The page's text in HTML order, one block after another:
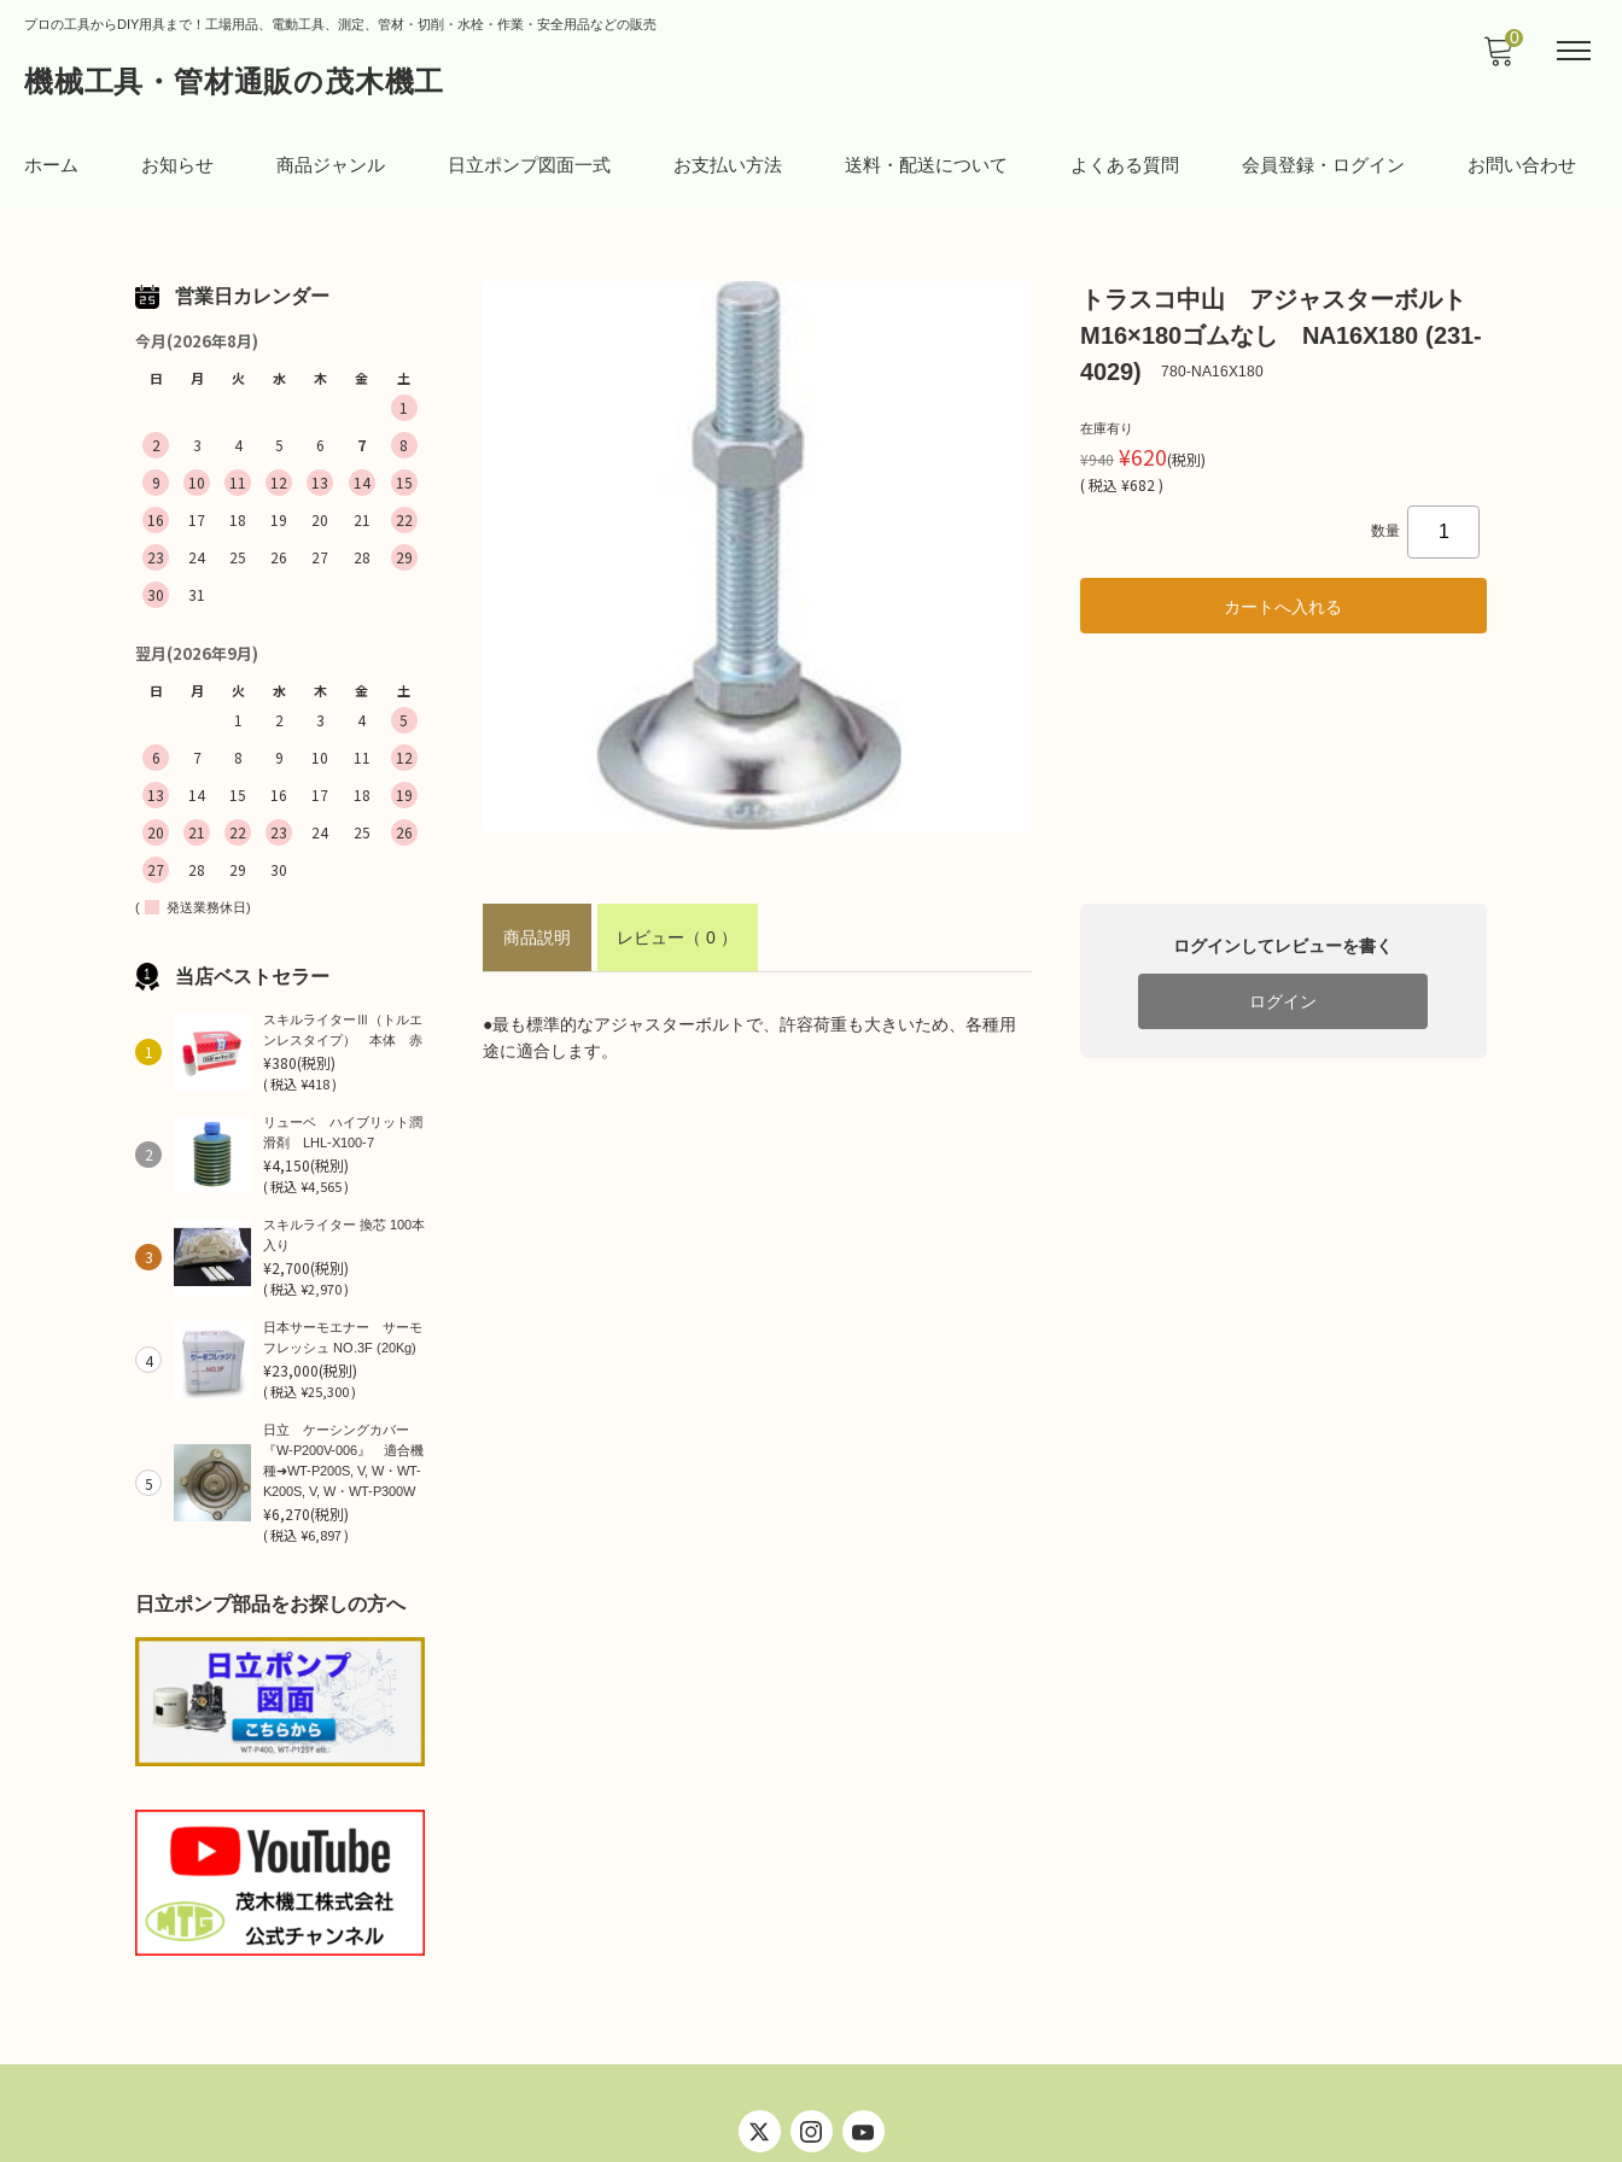
プロの工具からDIY用具まで！工場用品、電動工具、測定、管材・切削・水栓・作業・安全用品などの販売
機械工具・管材通販の茂木機工
ホーム お知らせ 商品ジャンル 日立ポンプ図面一式 お支払い方法 送料・配送について よくある質問 会員登録・ログイン お問い合わせ
0
トラスコ中山 アジャスターボルト
M16×180ゴムなし NA16X180 (231-
4029)
780-NA16X180
在庫有り
¥940¥620(税別)
(税込 ¥682 )
数量
商品説明 レビュー （ 0 ）
●最も標準的なアジャスターボルトで、許容荷重も大きいため、各種用
途に適合します。
ログインしてレビューを書く
ログイン
営業日カレンダー
今月(2026年8月)
日 月 火 水 木 金 土
1
2
3 4 5 6 7
8
9
10 11 12 13 14
15
16
17 18 19 20 21
22
23
24 25 26 27 28
29
30
31
翌月(2026年9月)
日 月 火 水 木 金 土
1 2 3 4
5
6
7 8 9 10 11
12
13
14 15 16 17 18
19
20
21 22 23 24 25
26
27
28 29 30
( 発送業務休日)
当店ベストセラー
1
スキルライターⅢ（トルエ
ンレスタイプ） 本体 赤
¥380(税別)
(税込¥418 )
2
リューベ ハイブリット潤
滑剤 LHL-X100-7
¥4,150(税別)
(税込¥4,565 )
3
スキルライター 換芯 100本
入り
¥2,700(税別)
(税込¥2,970 )
4
日本サーモエナー サーモ
フレッシュ NO.3F (20Kg)
¥23,000(税別)
(税込¥25,300 )
5
日立 ケーシングカバー
『W-P200V-006』 適合機
種➜WT-P200S, V, W・WT-
K200S, V, W・WT-P300W
¥6,270(税別)
(税込¥6,897 )
日立ポンプ部品をお探しの方へ